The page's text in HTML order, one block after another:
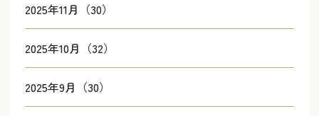
2025年11月（30）
2025年10月（32）
2025年9月（30）